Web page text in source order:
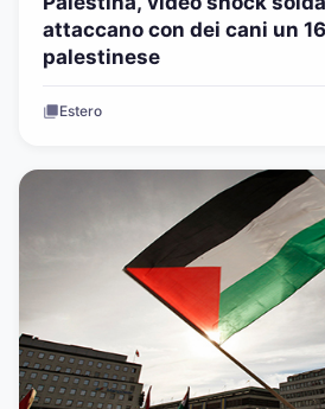
attaccano con dei cani un
palestinese
Estero